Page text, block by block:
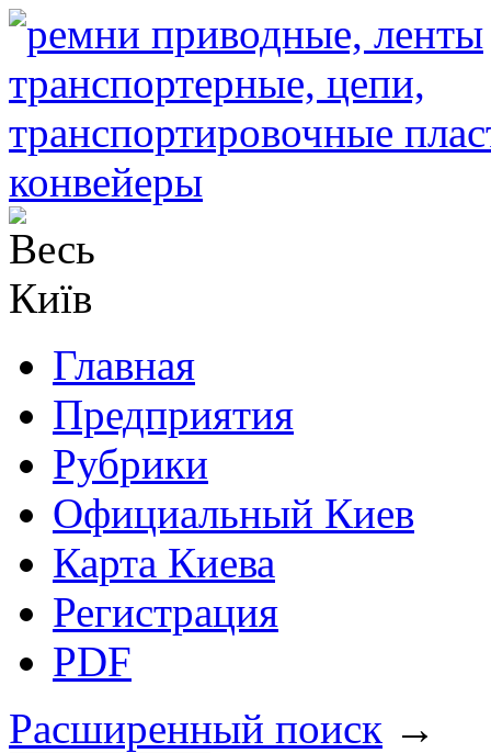
Главная
Предприятия
Рубрики
Официальный Киев
Карта Киева
Регистрация
PDF
Расширенный поиск →